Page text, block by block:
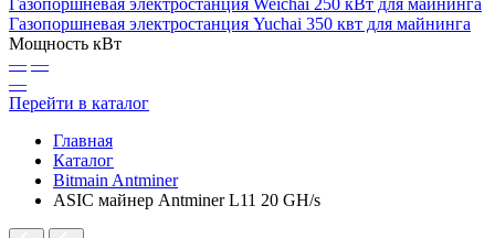
Газопоршневая электростанция Yuchai 350 квт для майнинга
Мощность кВт
— —
—
Перейти в каталог
Главная
Каталог
Bitmain Antminer
ASIC майнер Antminer L11 20 GH/s